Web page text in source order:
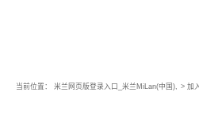
当前位置： 米兰网页版登录入口_米兰MiLan(中国), > 加